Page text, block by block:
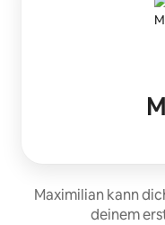
Maximilian kann
deinem